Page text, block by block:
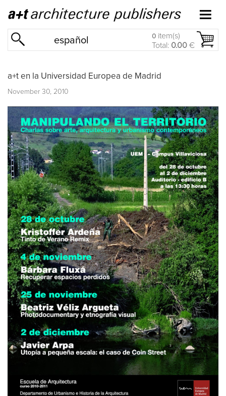
español 0 item(s)
Total: 0.00 €
a+t en la Universidad Europea de Madrid
November 30, 2010